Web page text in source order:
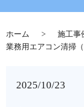
ホーム 施工事
業務用エアコン清掃（
2025/10/23